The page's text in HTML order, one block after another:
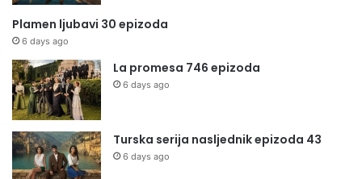
Plamen ljubavi 30 epizoda
6 days ago
La promesa 746 epizoda
6 days ago
Turska serija nasljednik epizoda 43
6 days ago